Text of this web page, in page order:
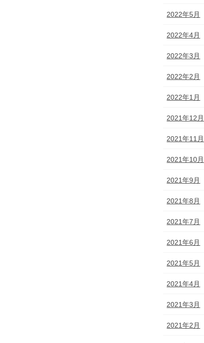
2022年5月
2022年4月
2022年3月
2022年2月
2022年1月
2021年12月
2021年11月
2021年10月
2021年9月
2021年8月
2021年7月
2021年6月
2021年5月
2021年4月
2021年3月
2021年2月